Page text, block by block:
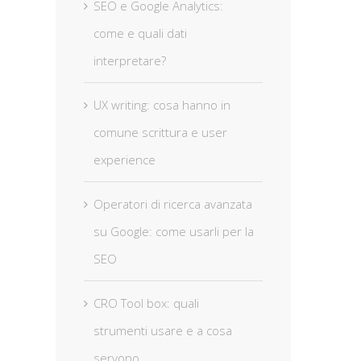
Vantaggi
commerce
SEO e Google Analytics:
come e quali dati
interpretare?
UX writing: cosa hanno in
comune scrittura e user
experience
Operatori di ricerca avanzata
su Google: come usarli per la
SEO
CRO Tool box: quali
strumenti usare e a cosa